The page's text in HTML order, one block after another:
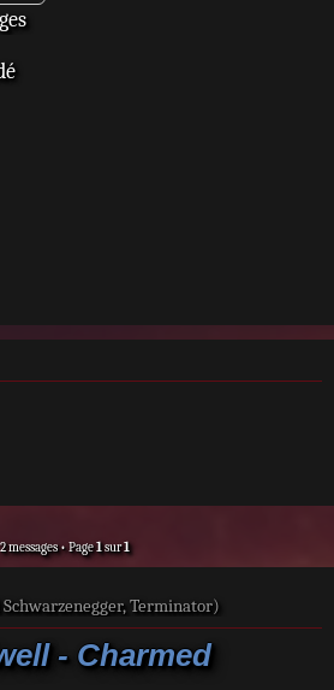
2 messages • Page1sur1
Terminator)
- Charmed